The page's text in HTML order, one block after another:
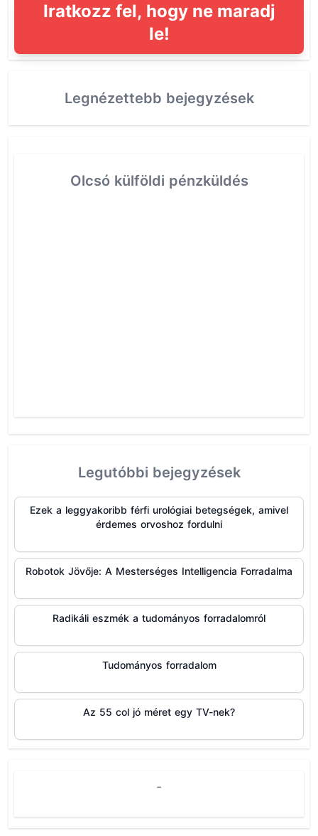
Iratkozz fel, hogy ne maradj
le!
Legnézettebb bejegyzések
Olcsó külföldi pénzküldés
Legutóbbi bejegyzések
Ezek a leggyakoribb férfi urológiai betegségek, amivel
érdemes orvoshoz fordulni
Robotok Jövője: A Mesterséges Intelligencia Forradalma
Radikáli eszmék a tudományos forradalomról
Tudományos forradalom
Az 55 col jó méret egy TV-nek?
-